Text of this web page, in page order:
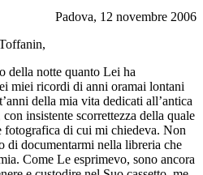
Padova, 12 novembre 2006
della notte quanto Lei ha
miei ricordi di anni oramai lontani
della mia vita dedicati all’antica
insistente scorrettezza della quale
fotografica di cui mi chiedeva. Non
di documentarmi nella libreria che
Come Le esprimevo, sono ancora